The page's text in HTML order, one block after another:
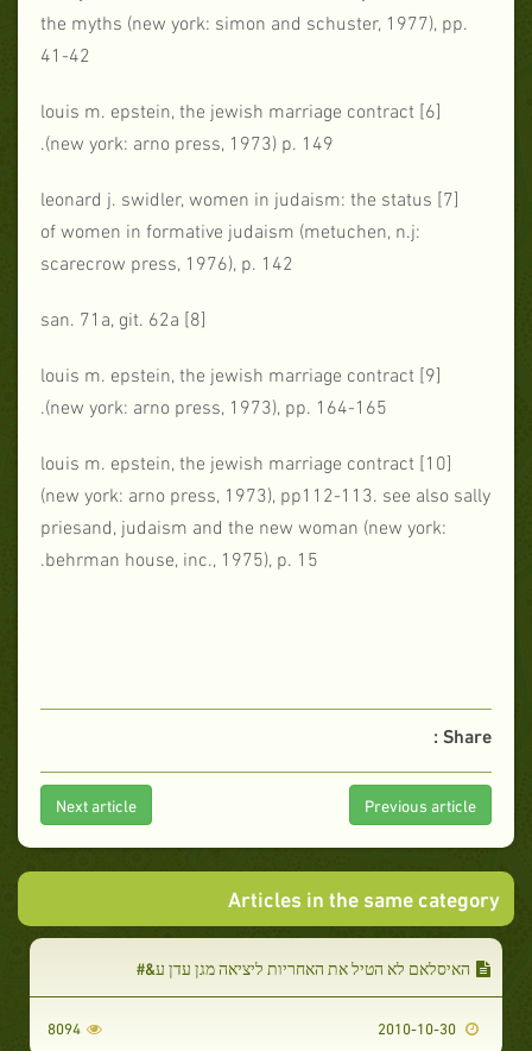
the myths (new york: simon and schuster, 1977), pp.
41-42
[6] louis m. epstein, the jewish marriage contract
(new york: arno press, 1973) p. 149.
[7] leonard j. swidler, women in judaism: the status
of women in formative judaism (metuchen, n.j:
scarecrow press, 1976), p. 142
[8] san. 71a, git. 62a
[9] louis m. epstein, the jewish marriage contract
(new york: arno press, 1973), pp. 164-165.
[10] louis m. epstein, the jewish marriage contract
(new york: arno press, 1973), pp112-113. see also sally
priesand, judaism and the new woman (new york:
behrman house, inc., 1975), p. 15.
Share :
Previous article
Next article
Articles in the same category
האיסלאם לא הטיל את האחריות ליציאה מגן עדן ע&#
8094